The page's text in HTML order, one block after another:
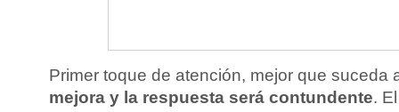
Primer toque de atención, mejor que suceda
mejora y la respuesta será contundente.